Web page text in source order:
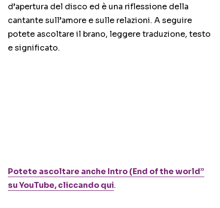
d’apertura del disco ed è una riflessione della
cantante sull’amore e sulle relazioni. A seguire
potete ascoltare il brano, leggere traduzione, testo
e significato.
Potete ascoltare anche Intro (End of the world”
su YouTube, cliccando qui.